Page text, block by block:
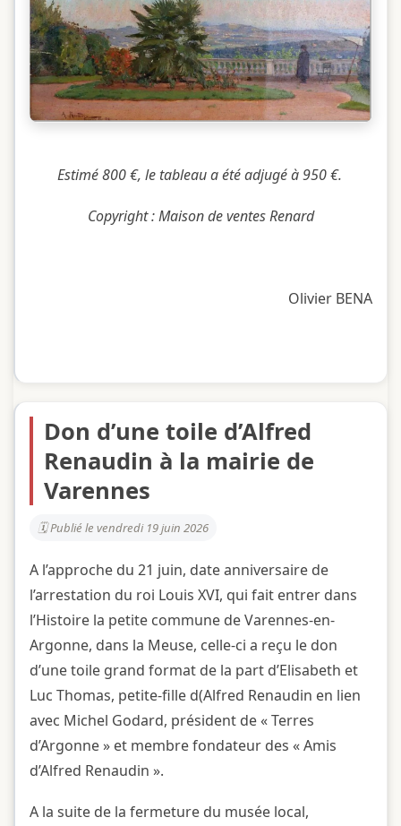
Estimé 800 €, le tableau a été adjugé à 950 €.
Copyright : Maison de ventes Renard
Olivier BENA
Don d’une toile d’Alfred
Renaudin à la mairie de
Varennes
Publié le vendredi 19 juin 2026
A l’approche du 21 juin, date anniversaire de
l’arrestation du roi Louis XVI, qui fait entrer dans
l’Histoire la petite commune de Varennes-en-
Argonne, dans la Meuse, celle-ci a reçu le don
d’une toile grand format de la part d’Elisabeth et
Luc Thomas, petite-fille d(Alfred Renaudin en lien
avec Michel Godard, président de « Terres
d’Argonne » et membre fondateur des « Amis
d’Alfred Renaudin ».
A la suite de la fermeture du musée local,